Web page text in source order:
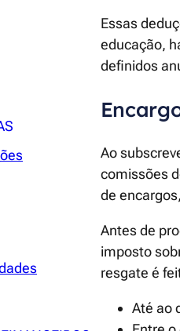
Essas
educação,
definidos
Ao
comissões
de
Antes de
imposto
resgate é
Até ao